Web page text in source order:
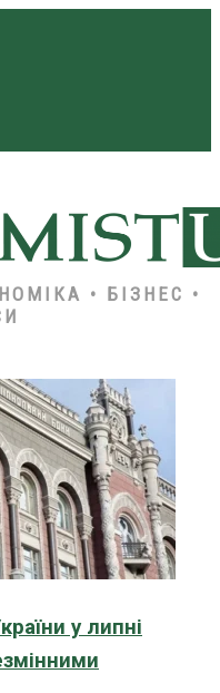
• БІЗНЕС •
у липні